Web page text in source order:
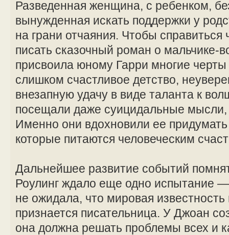
Разведенная женщина, с ребенком,
вынужденная искать поддержки у
на грани отчаяния. Чтобы
писать сказочный роман о мальчике-
присвоила юному Гарри многие
слишком счастливое детство,
внезапную удачу в виде таланта к
посещали даже суицидальные мысли,
Именно они вдохновили ее
которые питаются человеческим
Дальнейшее развитие событий
Роулинг ждало еще одно испытание
не ожидала, что мировая известность
признается писательница. У Джоан
она должна решать проблемы всех и